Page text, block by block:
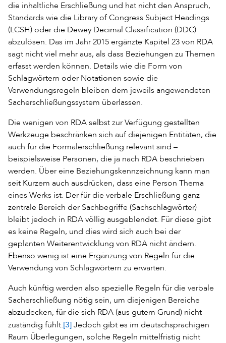
die inhaltliche Erschließung und hat nicht den Anspruch,
Standards wie die Library of Congress Subject Headings
(LCSH) oder die Dewey Decimal Classification (DDC)
abzulösen. Das im Jahr 2015 ergänzte Kapitel 23 von RDA
sagt nicht viel mehr aus, als dass Beziehungen zu Themen
erfasst werden können. Details wie die Form von
Schlagwörtern oder Notationen sowie die
Verwendungsregeln bleiben dem jeweils angewendeten
Sacherschließungssystem überlassen.
Die wenigen von RDA selbst zur Verfügung gestellten
Werkzeuge beschränken sich auf diejenigen Entitäten, die
auch für die Formalerschließung relevant sind –
beispielsweise Personen, die ja nach RDA beschrieben
werden. Über eine Beziehungskennzeichnung kann man
seit Kurzem auch ausdrücken, dass eine Person Thema
eines Werks ist. Der für die verbale Erschließung ganz
zentrale Bereich der Sachbegriffe (Sachschlagwörter)
bleibt jedoch in RDA völlig ausgeblendet. Für diese gibt
es keine Regeln, und dies wird sich auch bei der
geplanten Weiterentwicklung von RDA nicht ändern.
Ebenso wenig ist eine Ergänzung von Regeln für die
Verwendung von Schlagwörtern zu erwarten.
Auch künftig werden also spezielle Regeln für die verbale
Sacherschließung nötig sein, um diejenigen Bereiche
abzudecken, für die sich RDA (aus gutem Grund) nicht
zuständig fühlt.[3] Jedoch gibt es im deutschsprachigen
Raum Überlegungen, solche Regeln mittelfristig nicht